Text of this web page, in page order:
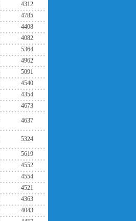
4312
4785
4408
4082
5364
4962
5091
4540
4354
4673
4637
5324
5619
4552
4554
4521
4363
4043